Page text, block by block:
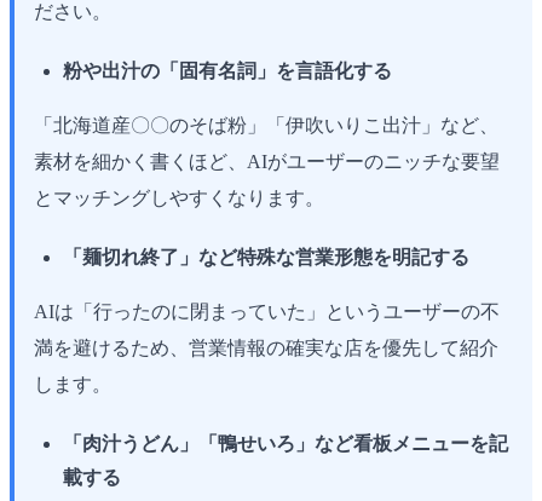
ださい。
粉や出汁の「固有名詞」を言語化する
「北海道産〇〇のそば粉」「伊吹いりこ出汁」など、
素材を細かく書くほど、AIがユーザーのニッチな要望
とマッチングしやすくなります。
「麺切れ終了」など特殊な営業形態を明記する
AIは「行ったのに閉まっていた」というユーザーの不
満を避けるため、営業情報の確実な店を優先して紹介
します。
「肉汁うどん」「鴨せいろ」など看板メニューを記
載する